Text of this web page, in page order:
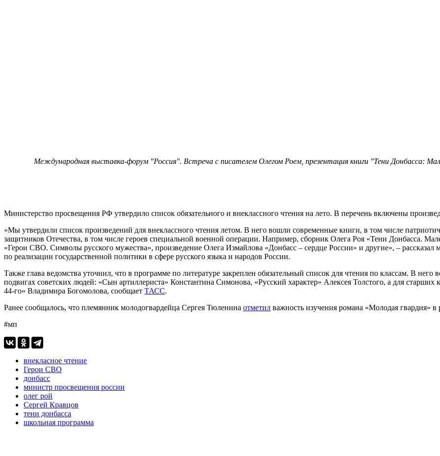
Международная выставка-форум "Россия". Встреча с писателем Олегом Роем, презентация книги "Тени Донбасса:
Министерство просвещения РФ утвердило список обязательного и внеклассного чтения на лето. В перечень включены
«Мы утвердили список произведений для внеклассного чтения летом. В него вошли современные книги, в том числе
защитников Отечества, в том числе героев специальной военной операции. Например, сборник Олега Роя «Тени Донбасса.
«Герои СВО. Символы русского мужества», произведение Олега Измайлова «Донбасс – сердце России» и другие», –
по реализации государственной политики в сфере русского языка и народов России.
Также глава ведомства уточнил, что в программе по литературе закреплен обязательный список для чтения по классам. В
подвигах советских людей: «Сын артиллериста» Константина Симонова, «Русский характер» Алексея Толстого, а для
44-го» Владимира Богомолова, сообщает ТАСС.
Ранее сообщалось, что племянник молодогвардейца Сергея Тюленина отметил важность изучения романа «Молодая гвардия»
#мп
внекласное чтение
Герои СВО
донбасс
министр просвещения россии
олег рой
Сергей Кравцов
тени донбасса
школьная программа